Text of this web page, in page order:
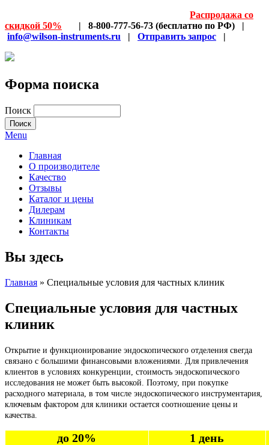
Распродажа со
скидкой 50% | 8-800-777-56-73 (бесплатно по РФ) |
info@wilson-instruments.ru | Отправить запрос |
Форма поиска
Поиск
Menu
Главная
О производителе
Качество
Отзывы
Каталог и цены
Дилерам
Клиникам
Контакты
Вы здесь
Главная » Специальные условия для частных клиник
Специальные условия для частных
клиник
Открытие и функционирование эндоскопического отделения свегда
связано с большими финансовыми вложениями. Для привлечения
клиентов в условиях конкуренции, стоимость эндоскопического
исследования не может быть высокой. Поэтому, при покупке
расходного материала, в том числе эндоскопического инструментария,
ключевым фактором для клиники остается соотношение цены и
качества.
до 20% 1 день